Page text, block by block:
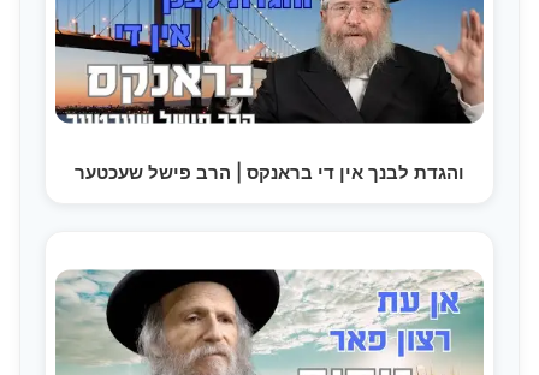
והגדת לבנך אין די בראנקס | הרב פישל שעכטער